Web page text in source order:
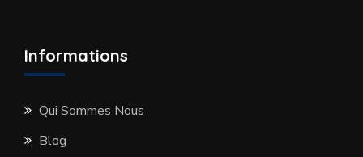
Informations
Qui Sommes Nous
Blog